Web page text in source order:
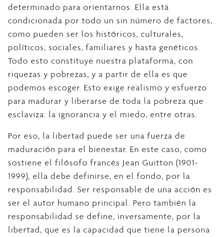
determinado para orientarnos. Ella está
condicionada por todo un sin número de factores,
como pueden ser los históricos, culturales,
políticos, sociales, familiares y hasta genéticos.
Todo esto constituye nuestra plataforma, con
riquezas y pobrezas, y a partir de ella es que
podemos escoger. Esto exige realismo y esfuerzo
para madurar y liberarse de toda la pobreza que
esclaviza: la ignorancia y el miedo, entre otras.
Por eso, la libertad puede ser una fuerza de
maduración para el bienestar. En este caso, como
sostiene el filósofo francés Jean Guitton (1901-
1999), ella debe definirse, en el fondo, por la
responsabilidad. Ser responsable de una acción es
ser el autor humano principal. Pero también la
responsabilidad se define, inversamente, por la
libertad, que es la capacidad que tiene la persona